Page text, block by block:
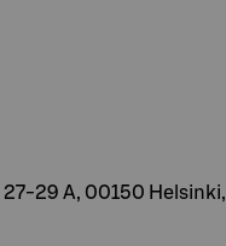
27-29 A, 00150 Helsinki,